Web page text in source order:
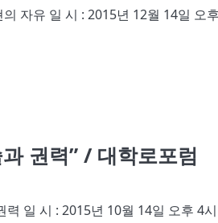
자유 일 시 : 2015년 12월 14일
권력” / 대학로포럼
일 시 : 2015년 10월 14일 오후 4